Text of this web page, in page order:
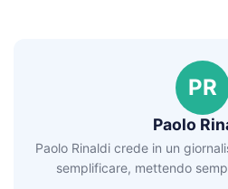
PR
Paolo
Paolo Rinaldi crede in un
semplificare, mettendo